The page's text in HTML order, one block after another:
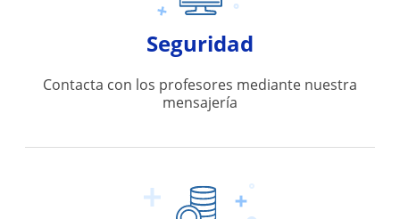
Seguridad
Contacta con los profesores mediante nuestra
mensajería